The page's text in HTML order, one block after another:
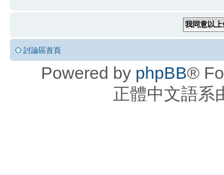
討論區首頁
Powered by phpBB®
正體中文語系